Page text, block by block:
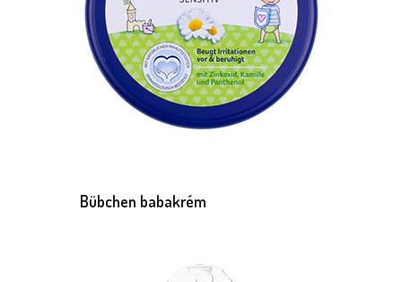
Bübchen babakrém